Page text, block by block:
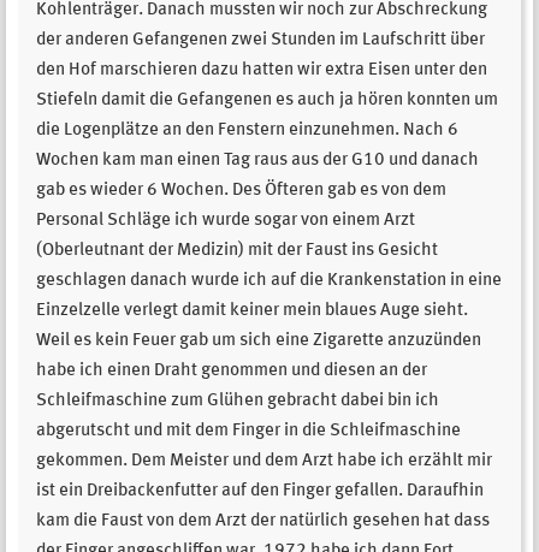
Kohlenträger. Danach mussten wir noch zur Abschreckung
der anderen Gefangenen zwei Stunden im Laufschritt über
den Hof marschieren dazu hatten wir extra Eisen unter den
Stiefeln damit die Gefangenen es auch ja hören konnten um
die Logenplätze an den Fenstern einzunehmen. Nach 6
Wochen kam man einen Tag raus aus der G10 und danach
gab es wieder 6 Wochen. Des Öfteren gab es von dem
Personal Schläge ich wurde sogar von einem Arzt
(Oberleutnant der Medizin) mit der Faust ins Gesicht
geschlagen danach wurde ich auf die Krankenstation in eine
Einzelzelle verlegt damit keiner mein blaues Auge sieht.
Weil es kein Feuer gab um sich eine Zigarette anzuzünden
habe ich einen Draht genommen und diesen an der
Schleifmaschine zum Glühen gebracht dabei bin ich
abgerutscht und mit dem Finger in die Schleifmaschine
gekommen. Dem Meister und dem Arzt habe ich erzählt mir
ist ein Dreibackenfutter auf den Finger gefallen. Daraufhin
kam die Faust von dem Arzt der natürlich gesehen hat dass